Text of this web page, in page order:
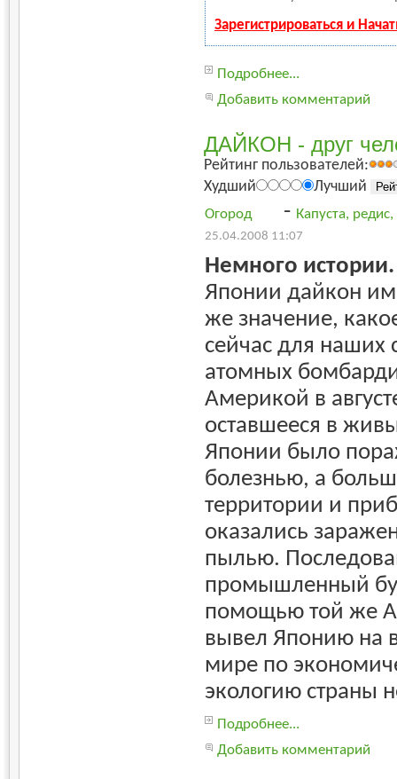
Зарегистрироваться и
Подробнее...
Добавить комментарий
ДАЙКОН - друг
Рейтинг пользователей:
Худший
Лучший
Огород - Капуста,
25.04.2008 11:07
Немного истории.
Японии дайкон
же значение,
сейчас для наших
атомных
Америкой в
оставшееся в
Японии было
болезнью, а
территории и
оказались
пылью.
промышленный
помощью той же
вывел Японию на
мире по
экологию страны
Подробнее...
Добавить комментарий